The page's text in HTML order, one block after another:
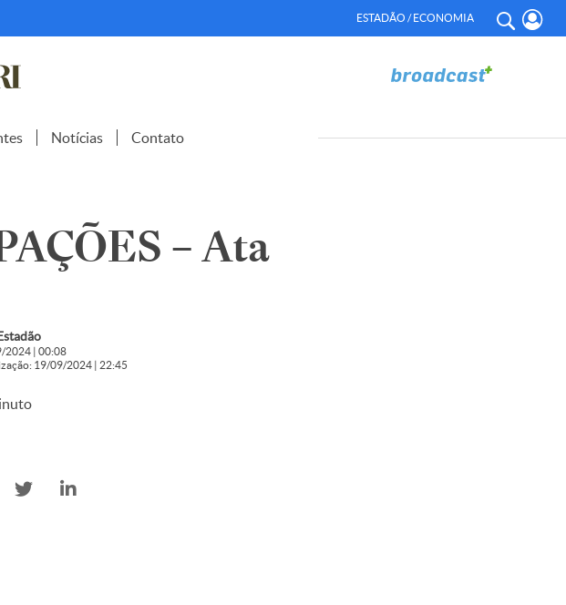
ESTADÃO / ECONOMIA
Notícias Contato
– Ata
2024 | 00:08
19/09/2024 | 22:45